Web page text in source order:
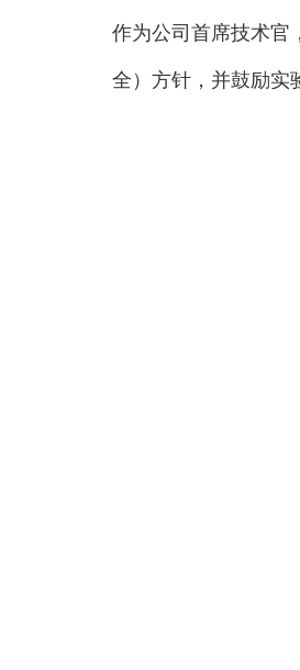
作为公司首席技术官
全）方针，并鼓励实